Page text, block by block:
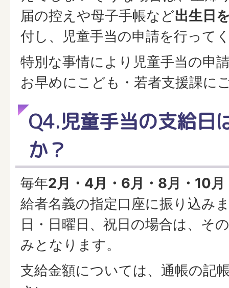
届の控えや母子手帳など出生日
付し、児童手当の申請を行って
特別な事情により児童手当の申
お早めにこども・若者支援課に
Q4.児童手当の支給日
か？
毎年2月・4月・6月・8月・10月
給者名義の指定口座に振り込み
日・日曜日、祝日の場合は、そ
みとなります。
支給金額については、通帳の記